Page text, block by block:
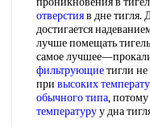
отверстияв дне тигля.
достигается
лучше помещать
самое
фильтрующиетигли
при высоких
обычного типа, потому
температуруу дна